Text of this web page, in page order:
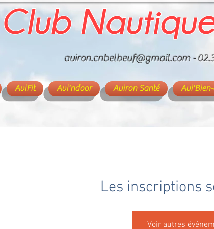
Club
aviron.cnbelbeuf@gmail.com-
AviFit Avi'ndoor Aviron Santé
Les inscriptions
Voir autres